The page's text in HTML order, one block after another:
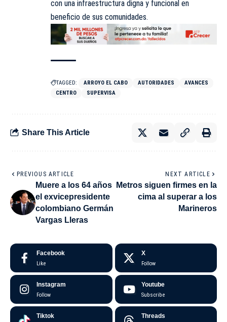
con una infraestructura digna y funcional en
beneficio de sus comunidades.
TAGGED: ARROYO EL CABO AUTORIDADES
AVANCES
CENTRO
SUPERVISA
Share This Article
PREVIOUS ARTICLE
Muere a los 64 años
el exvicepresidente
colombiano Germán
Vargas Lleras
NEXT ARTICLE
Metros siguen firmes en la
cima al superar a los
Marineros
Facebook
Like
X
Follow
Instagram
Follow
Youtube
Subscribe
Tiktok Threads